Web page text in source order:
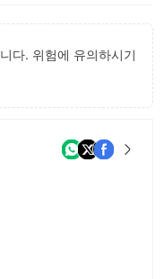
다. 위험에 유의하시기